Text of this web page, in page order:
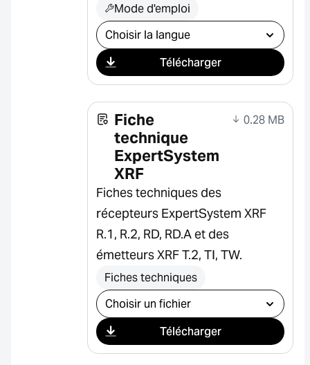
Mode d'emploi
Sélectionner le téléchargement
Télécharger
Fiche
technique
ExpertSystem
XRF
0.28 MB
Fiches techniques des
récepteurs ExpertSystem XRF
R.1, R.2, RD, RD.A et des
émetteurs XRF T.2, TI, TW.
Fiches techniques
Sélectionner le téléchargement
Télécharger